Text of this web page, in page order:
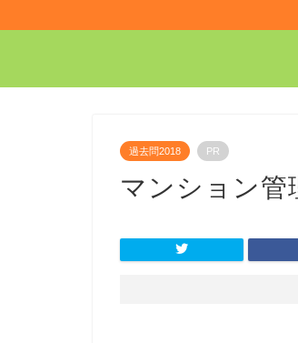
過去問2018 PR
マンション管